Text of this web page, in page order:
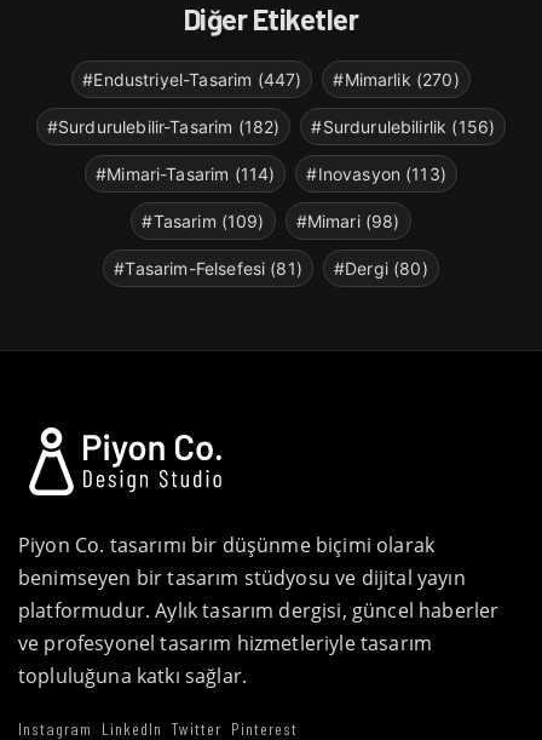
Diğer Etiketler
#Endustriyel-Tasarim (447) #Mimarlik (270)
#Surdurulebilir-Tasarim (182) #Surdurulebilirlik (156)
#Mimari-Tasarim (114) #Inovasyon (113)
#Tasarim (109) #Mimari (98)
#Tasarim-Felsefesi (81) #Dergi (80)
Piyon Co. tasarımı bir düşünme biçimi olarak
benimseyen bir tasarım stüdyosu ve dijital yayın
platformudur. Aylık tasarım dergisi, güncel haberler
ve profesyonel tasarım hizmetleriyle tasarım
topluluğuna katkı sağlar.
Instagram LinkedIn Twitter Pinterest